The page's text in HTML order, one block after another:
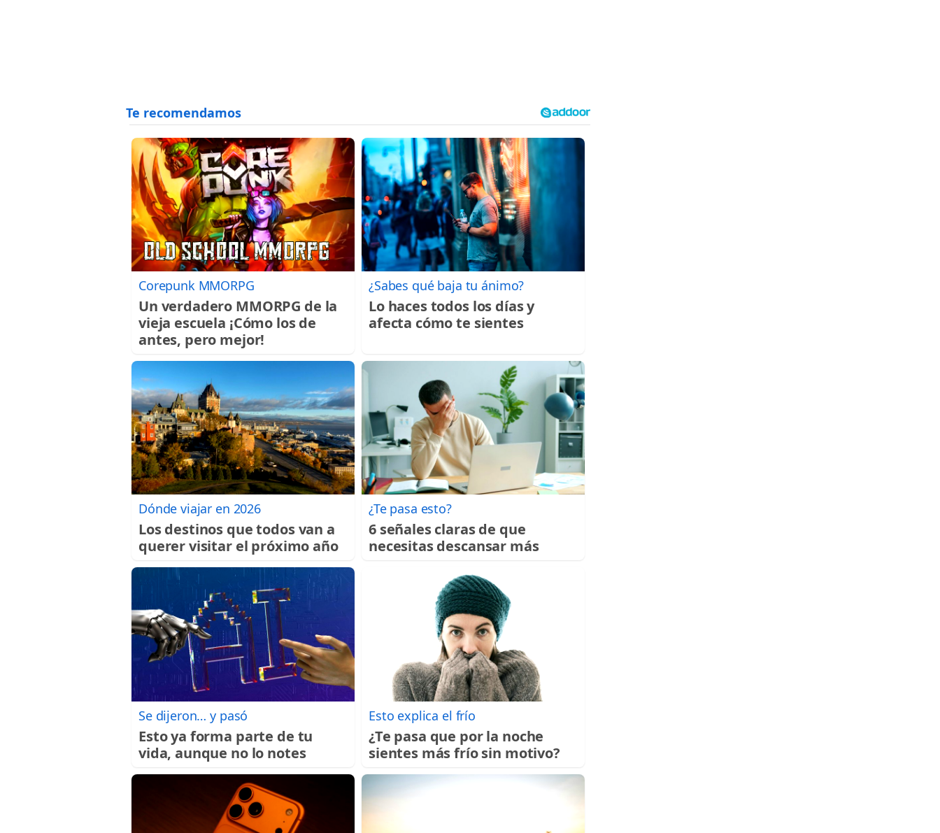
Corepunk MMORPG
Un verdadero MMORPG de la
vieja escuela ¡Cómo los de
antes, pero mejor!
¿Sabes qué baja tu ánimo?
Lo haces todos los días y
afecta cómo te sientes
Dónde viajar en 2026
Los destinos que todos van a
querer visitar el próximo año
¿Te pasa esto?
6 señales claras de que
necesitas descansar más
Se dijeron… y pasó
Esto ya forma parte de tu
vida, aunque no lo notes
Esto explica el frío
¿Te pasa que por la noche
sientes más frío sin motivo?